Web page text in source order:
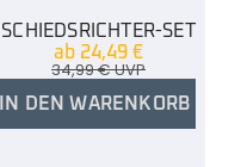
SCHIEDSRICHTER-SET
ab 24,49 €
34,99€UVP
IN DEN WARENKORB